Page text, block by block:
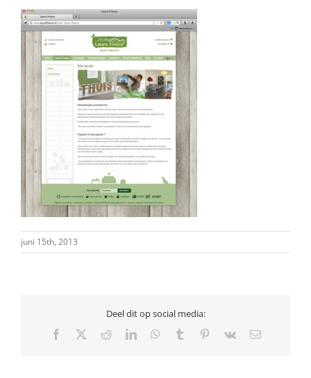
juni 15th, 2013
Deel dit op social media:
Facebook RedditLinkedInWhatsApp
Tumblr Pinterest
Vk
E-